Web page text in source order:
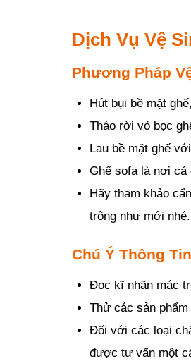
Dịch Vụ Vệ
Phương Pháp
Hút bụi bề mặt
Tháo rời vỏ bọc
Lau bề mặt ghế
Ghế sofa là nơi cả
Hãy tham khảo
trông như mới nhé.
Chú Ý Thông Tin
Đọc kĩ nhãn mác
Thử các sản
Đối với các loại
được tư vấn một